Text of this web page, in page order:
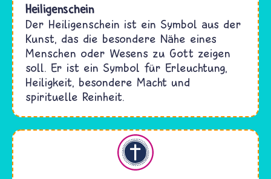
Heiligenschein
Der Heiligenschein ist ein Symbol aus der
Kunst, das die besondere Nähe eines
Menschen oder Wesens zu Gott zeigen
soll. Er ist ein Symbol für Erleuchtung,
Heiligkeit, besondere Macht und
spirituelle Reinheit.